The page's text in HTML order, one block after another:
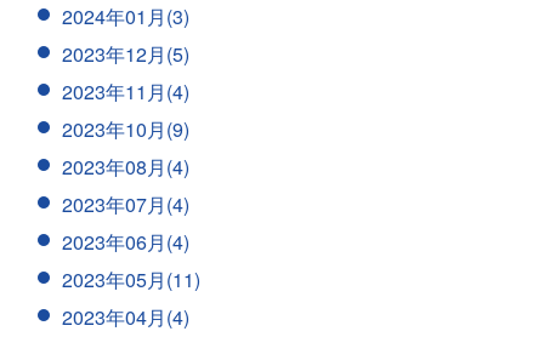
2024年01月(3)
2023年12月(5)
2023年11月(4)
2023年10月(9)
2023年08月(4)
2023年07月(4)
2023年06月(4)
2023年05月(11)
2023年04月(4)